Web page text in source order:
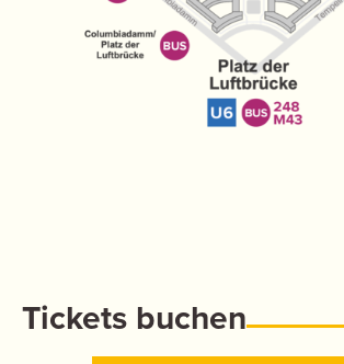
Tickets buchen